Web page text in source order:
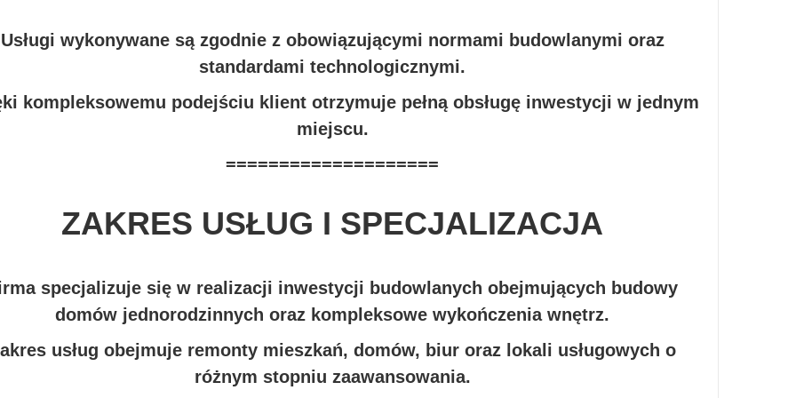
Usługi wykonywane są zgodnie z obowiązującymi normami budowlanymi oraz
standardami technologicznymi.
kompleksowemu podejściu klient otrzymuje pełną obsługę inwestycji w jednym
miejscu.
====================
ZAKRES USŁUG I SPECJALIZACJA
specjalizuje się w realizacji inwestycji budowlanych obejmujących budowy
domów jednorodzinnych oraz kompleksowe wykończenia wnętrz.
usług obejmuje remonty mieszkań, domów, biur oraz lokali usługowych o
różnym stopniu zaawansowania.